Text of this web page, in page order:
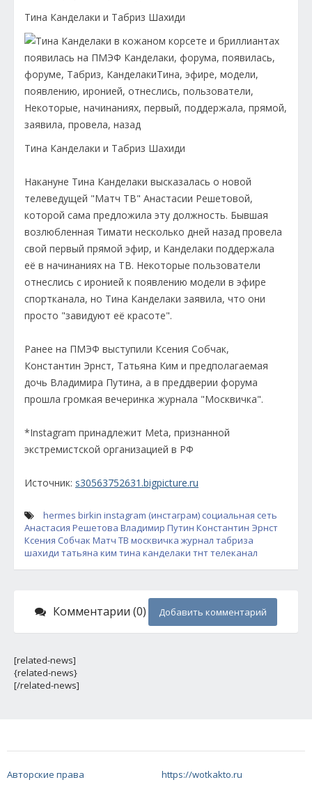
Тина Канделаки и Табриз Шахиди
Тина Канделаки и Табриз Шахиди
Накануне Тина Канделаки высказалась о новой
телеведущей "Матч ТВ" Анастасии Решетовой,
которой сама предложила эту должность. Бывшая
возлюбленная Тимати несколько дней назад провела
свой первый прямой эфир, и Канделаки поддержала
её в начинаниях на ТВ. Некоторые пользователи
отнеслись с иронией к появлению модели в эфире
спортканала, но Тина Канделаки заявила, что они
просто "завидуют её красоте".
Ранее на ПМЭФ выступили Ксения Собчак,
Константин Эрнст, Татьяна Ким и предполагаемая
дочь Владимира Путина, а в преддверии форума
прошла громкая вечеринка журнала "Москвичка".
*Instagram принадлежит Meta, признанной
экстремистской организацией в РФ
Источник: s30563752631.bigpicture.ru
hermes birkin instagram (инстаграм) социальная сеть
Анастасия Решетова Владимир Путин Константин Эрнст
Ксения Собчак Матч ТВ москвичка журнал табриза
шахиди татьяна ким тина канделаки тнттелеканал
Комментарии (0) Добавить комментарий
[related-news]
{related-news}
[/related-news]
Авторские права https://wotkakto.ru